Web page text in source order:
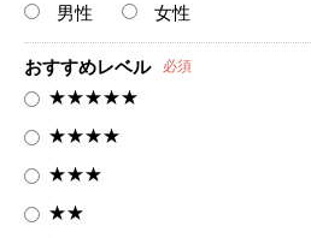
男性
女性
おすすめレベル 必須
★★★★★
★★★★
★★★
★★